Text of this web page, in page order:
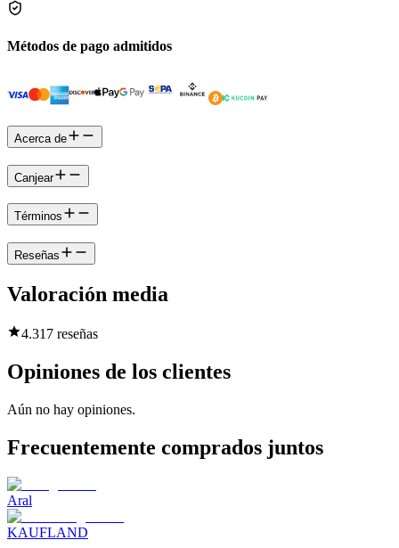
Métodos de pago admitidos
Acerca de
Canjear
Términos
Reseñas
Valoración media
4.317 reseñas
Opiniones de los clientes
Aún no hay opiniones.
Frecuentemente comprados juntos
Aral
KAUFLAND